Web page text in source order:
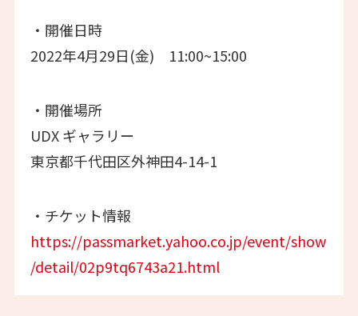
・開催日時
2022年4月29日(金) 11:00~15:00
・開催場所
UDX ギャラリー
東京都千代田区外神田4-14-1
・チケット情報
https://passmarket.yahoo.co.jp/event/show
/detail/02p9tq6743a21.html